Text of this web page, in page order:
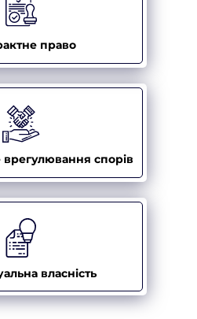
право
спорів
власність